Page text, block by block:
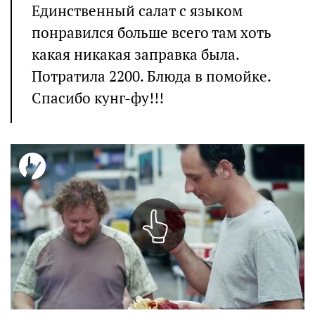
Единственный салат с языком
понравился больше всего там хоть
какая никакая заправка была.
Потратила 2200. Блюда в помойке.
Спасибо кунг-фу!!!